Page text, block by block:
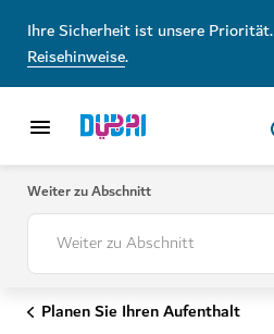
Ihre Sicherheit ist unsere Priorität.
Reisehinweise.
Weiter zu Abschnitt
Weiter zu Abschnitt
Planen Sie Ihren Aufenthalt